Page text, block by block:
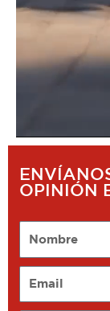
OPINIÓN